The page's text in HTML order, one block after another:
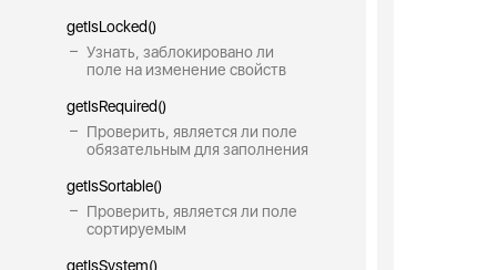
getIsLocked()
Узнать, заблокировано ли
поле на изменение свойств
getIsRequired()
Проверить, является ли поле
обязательным для заполнения
getIsSortable()
Проверить, является ли поле
сортируемым
getIsSystem()